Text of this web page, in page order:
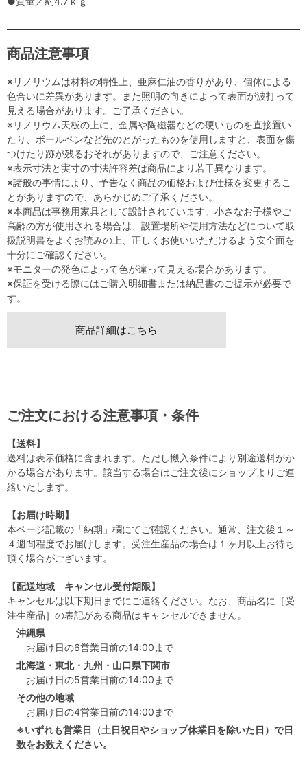
商品注意事項
※リノリウムは材料の特性上、亜麻仁油の香りがあり、個体による
色合いに差異があります。また照明の向きによって表面が波打って
見える場合があります。ご了承ください。
※リノリウム天板の上に、金属や陶磁器などの硬いものを直接置い
たり、ボールペンなど先のとがったものを使用しますと、表面を傷
つけたり跡が残るおそれがありますので、ご注意ください。
※表示寸法と実寸の寸法許容差は商品により若干異なります。
※諸般の事情により、予告なく商品の価格および仕様を変更するこ
とがありますので、あらかじめご了承ください。
※本商品は事務用家具として設計されています。小さなお子様やご
高齢の方が使用される場合は、設置場所や使用方法などについて取
扱説明書をよくお読みの上、正しくお使いいただけるよう安全面を
十分にご確認ください。
※モニターの発色によって色が違って見える場合があります。
※保証を受ける際にはご購入明細書または納品書のご提示が必要で
す。
商品詳細はこちら
ご注文における注意事項・条件
【送料】
送料は表示価格に含まれます。ただし搬入条件により別途送料がか
かる場合があります。該当する場合はご注文後にショップよりご連
絡いたします。
【お届け時期】
本ページ記載の「納期」欄にてご確認ください。通常、注文後１～
４週間程度でお届けします。受注生産品の場合は１ヶ月以上お待ち
頂く場合がございます。
【配送地域 キャンセル受付期限】
キャンセルは以下期日までにご連絡ください。なお、商品名に［受
注生産品］の表記がある商品はキャンセルできません。
沖縄県
お届け日の6営業日前の14:00まで
北海道・東北・九州・山口県下関市
お届け日の5営業日前の14:00まで
その他の地域
お届け日の4営業日前の14:00まで
※いずれも営業日（土日祝日やショップ休業日を除いた日）で日
数をお数えください。